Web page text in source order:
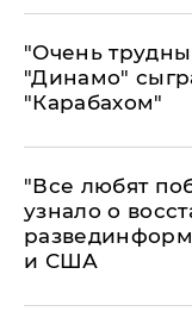
"Очень
"Динамо"
"Карабахом"
​"Все любят
узнало о
и США